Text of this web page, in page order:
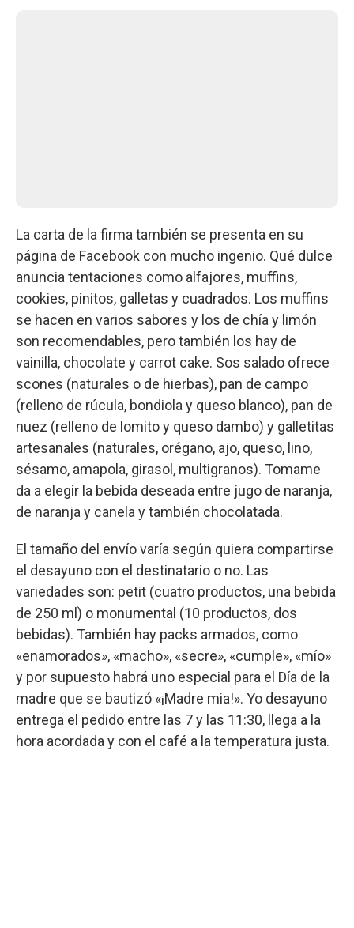
La carta de la firma también se presenta en su
página de Facebook con mucho ingenio. Qué dulce
anuncia tentaciones como alfajores, muffins,
cookies, pinitos, galletas y cuadrados. Los muffins
se hacen en varios sabores y los de chía y limón
son recomendables, pero también los hay de
vainilla, chocolate y carrot cake. Sos salado ofrece
scones (naturales o de hierbas), pan de campo
(relleno de rúcula, bondiola y queso blanco), pan de
nuez (relleno de lomito y queso dambo) y galletitas
artesanales (naturales, orégano, ajo, queso, lino,
sésamo, amapola, girasol, multigranos). Tomame
da a elegir la bebida deseada entre jugo de naranja,
de naranja y canela y también chocolatada.
El tamaño del envío varía según quiera compartirse
el desayuno con el destinatario o no. Las
variedades son: petit (cuatro productos, una bebida
de 250 ml) o monumental (10 productos, dos
bebidas). También hay packs armados, como
«enamorados», «macho», «secre», «cumple», «mío»
y por supuesto habrá uno especial para el Día de la
madre que se bautizó «¡Madre mia!». Yo desayuno
entrega el pedido entre las 7 y las 11:30, llega a la
hora acordada y con el café a la temperatura justa.